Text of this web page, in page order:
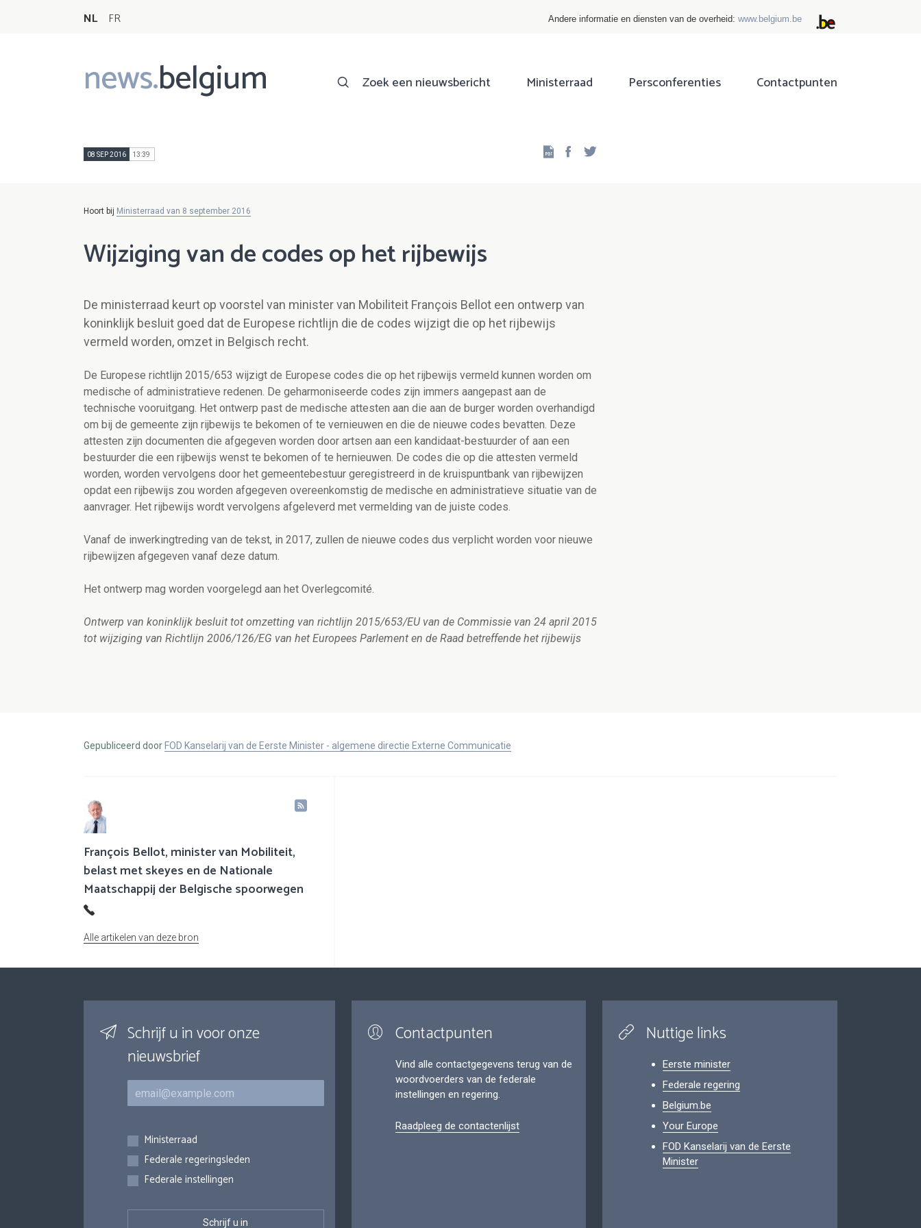
NL FR Andere informatie en diensten van de overheid: www.belgium.be
news.belgium
Main
navigation
Zoek een nieuwsbericht Ministerraad Persconferenties Contactpunten
08 SEP 2016 13:39 Facebook
Hoort bij Ministerraad van 8 september 2016
Wijziging van de codes op het rijbewijs
De ministerraad keurt op voorstel van minister van Mobiliteit François Bellot een ontwerp van
koninklijk besluit goed dat de Europese richtlijn die de codes wijzigt die op het rijbewijs
vermeld worden, omzet in Belgisch recht.
De Europese richtlijn 2015/653 wijzigt de Europese codes die op het rijbewijs vermeld kunnen worden om
medische of administratieve redenen. De geharmoniseerde codes zijn immers aangepast aan de
technische vooruitgang. Het ontwerp past de medische attesten aan die aan de burger worden overhandigd
om bij de gemeente zijn rijbewijs te bekomen of te vernieuwen en die de nieuwe codes bevatten. Deze
attesten zijn documenten die afgegeven worden door artsen aan een kandidaat-bestuurder of aan een
bestuurder die een rijbewijs wenst te bekomen of te hernieuwen. De codes die op die attesten vermeld
worden, worden vervolgens door het gemeentebestuur geregistreerd in de kruispuntbank van rijbewijzen
opdat een rijbewijs zou worden afgegeven overeenkomstig de medische en administratieve situatie van de
aanvrager. Het rijbewijs wordt vervolgens afgeleverd met vermelding van de juiste codes.
Vanaf de inwerkingtreding van de tekst, in 2017, zullen de nieuwe codes dus verplicht worden voor nieuwe
rijbewijzen afgegeven vanaf deze datum.
Het ontwerp mag worden voorgelegd aan het Overlegcomité.
Ontwerp van koninklijk besluit tot omzetting van richtlijn 2015/653/EU van de Commissie van 24 april 2015
tot wijziging van Richtlijn 2006/126/EG van het Europees Parlement en de Raad betreffende het rijbewijs
Gepubliceerd door FOD Kanselarij van de Eerste Minister - algemene directie Externe Communicatie
François Bellot, minister van Mobiliteit,
belast met skeyes en de Nationale
Maatschappij der Belgische spoorwegen
Alle artikelen van deze bron
Schrijf u in voor onze
nieuwsbrief
E-mail
Inschrijvingen
Ministerraad
Federale regeringsleden
Federale instellingen
Contactpunten
Vind alle contactgegevens terug van de
woordvoerders van de federale
instellingen en regering.
Raadpleeg de contactenlijst
Nuttige links
Eerste minister
Federale regering
Belgium.be
Your Europe
FOD Kanselarij van de Eerste
Minister